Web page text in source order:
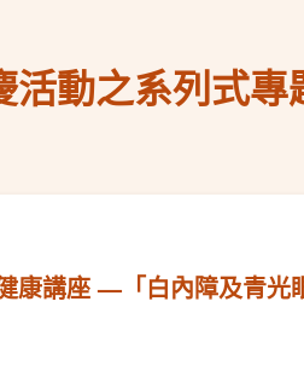
活動之系列式
康講座 —「白內障及青光